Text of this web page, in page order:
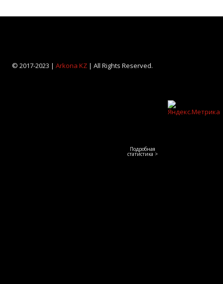
© 2017-2023 | Arkona KZ| All Rights Reserved.
Подробная
статистика >